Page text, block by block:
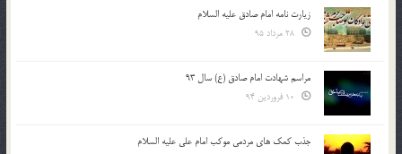
زیارت نامه امام صادق علیه السلام
مراسم شهادت امام صادق (ع) سال 93
جذب کمک های مردمی موکب امام علی علیه السلام